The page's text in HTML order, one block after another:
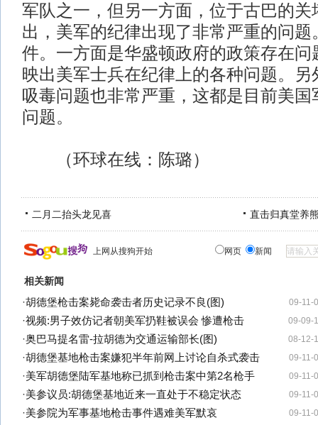
军队之一，但另一方面，位于古巴的关
出，美军的纪律出现了非常严重的问题
件。一方面是华盛顿政府的政策存在问
映出美军士兵在纪律上的各种问题。另
吸毒问题也非常严重，这都是目前美国
问题。
（环球在线：陈璐）
二月二抬头龙见喜 直击归真堂养
上网从搜狗开始 网页 新闻
相关新闻
09-11-
·胡德堡枪击案毙命袭击者历史记录不良(图)
09-09-
·视频:男子效仿记者朝美军扔鞋被误会 惨遭枪击
08-12-
·奥巴马提名雷-拉胡德为交通运输部长(图)
09-11-
·胡德堡基地枪击案嫌犯半年前网上讨论自杀式袭击
09-11-
·美军胡德堡陆军基地称已抓到枪击案中第2名枪手
09-11-
·美参议员:胡德堡基地近来一直处于不稳定状态
09-11-
·美参院为军事基地枪击事件遇难美军默哀